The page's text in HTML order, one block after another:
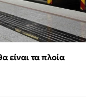
είναι τα πλοία